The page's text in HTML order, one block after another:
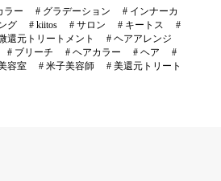
ラー # グラデーション # インナーカ
グ # kiitos # サロン # キートス
#
還元トリートメント # ヘアアレンジ
# ブリーチ # ヘアカラー # ヘア
#
容室 # 米子美容師 # 美還元トリート